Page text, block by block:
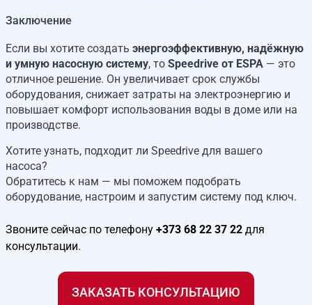
Заключение
Если вы хотите создать энергоэффективную, надёжную
и умную насосную систему, то Speedrive от ESPA — это
отличное решение. Он увеличивает срок службы
оборудования, снижает затраты на электроэнергию и
повышает комфорт использования воды в доме или на
производстве.
Хотите узнать, подходит ли Speedrive для вашего
насоса?
Обратитесь к нам — мы поможем подобрать
оборудование, настроим и запустим систему под ключ.
Звоните сейчас по телефону +373 68 22 37 22 для
консультации.
ЗАКАЗАТЬ КОНСУЛЬТАЦИЮ